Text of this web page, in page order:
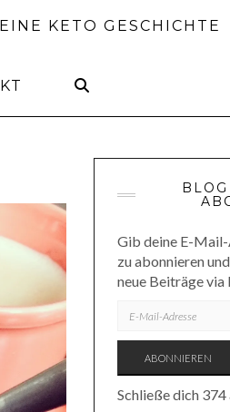
KETO GESCHICHTE
Gib deine E-Mail-
zu abonnieren
neue Beiträge via
MAIL-
ABONNIEREN
Schließe dich